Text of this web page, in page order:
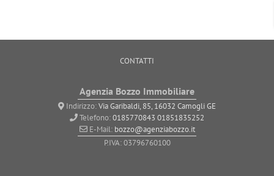
CONTATTI
Agenzia Bozzo Immobiliare
Indirizzo:Via Garibaldi, 85, 16032 Camogli GE
Telefono:0185770843 01851835252
E-Mail: bozzo@agenziabozzo.it
P.IVA: 03796760100